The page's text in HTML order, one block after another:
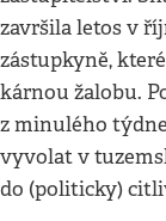
završila letos v
zástupkyně,
kárnou žalobu.
z minulého
vyvolat v
do (politicky)